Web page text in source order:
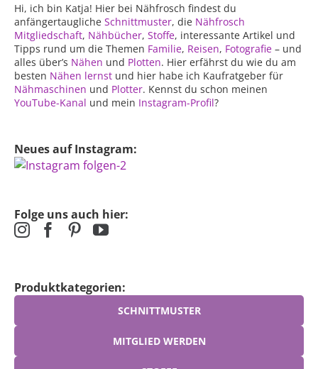
Hi, ich bin Katja! Hier bei Nähfrosch findest du
anfängertaugliche Schnittmuster, die Nähfrosch
Mitgliedschaft, Nähbücher, Stoffe, interessante Artikel und
Tipps rund um die Themen Familie, Reisen, Fotografie – und
alles über’s Nähen und Plotten. Hier erfährst du wie du am
besten Nähen lernst und hier habe ich Kaufratgeber für
Nähmaschinen und Plotter. Kennst du schon meinen
YouTube-Kanal und mein Instagram-Profil?
Neues auf Instagram:
Folge uns auch hier:
Produktkategorien:
SCHNITTMUSTER
MITGLIED WERDEN